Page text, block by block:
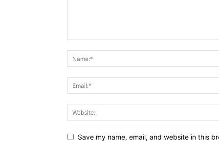
Save my name, email, and website in this